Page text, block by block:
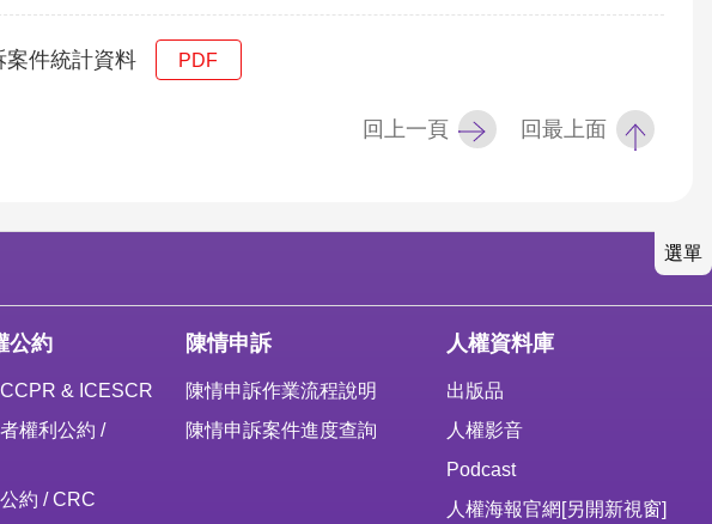
案件統計資料 PDF
回上一頁 回最上面
選單
公約
& ICESCR
權利公約 /
約 / CRC
陳情申訴
陳情申訴作業流程說明
陳情申訴案件進度查詢
人權資料庫
出版品
人權影音
Podcast
人權海報官網[另開新視窗]